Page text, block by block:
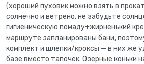
(хороший пуховик можно взять в
солнечно и ветрено, не забудьте
гигиеническую помаду+жирненький
маршруте запланированы бани,
комплект и шлепки/кроксы — в них же
базе вместо тапочек. Озерные коньки